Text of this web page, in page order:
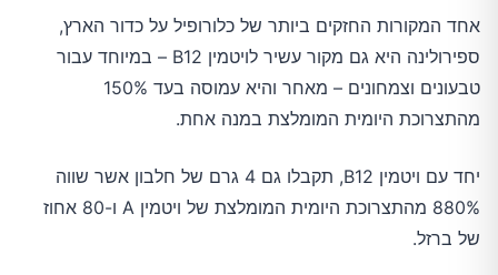
אחד המקורות החזקים ביותר של כלורופיל על כדור הארץ,
ספירולינה היא גם מקור עשיר לויטמין B12 – במיוחד עבור
טבעונים וצמחונים – מאחר והיא עמוסה בעד 150%
מהתצרוכת היומית המומלצת במנה אחת.
יחד עם ויטמין B12, תקבלו גם 4 גרם של חלבון אשר שווה
880% מהתצרוכת היומית המומלצת של ויטמין A ו-80 אחוז
של ברזל.